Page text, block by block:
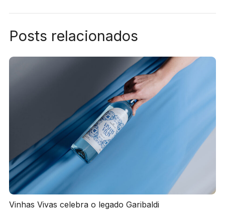
Posts relacionados
Vinhas Vivas celebra o legado Garibaldi